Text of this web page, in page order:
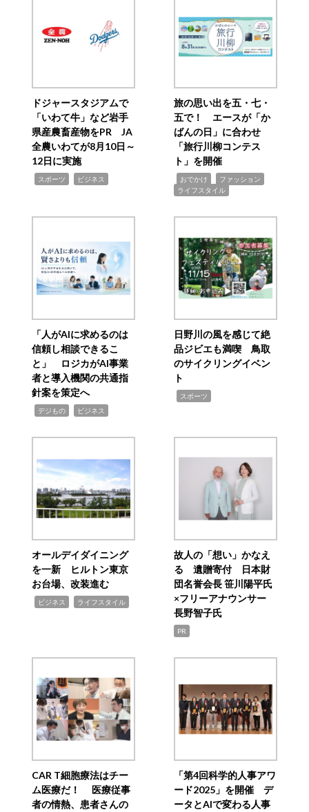
ドジャースタジアムで
「いわて牛」など岩手
県産農畜産物をPR JA
全農いわてが8月10日～
12日に実施
スポーツ ビジネス
旅の思い出を五・七・
五で！ エースが「か
ばんの日」に合わせ
「旅行川柳コンテス
ト」を開催
おでかけ ファッション
ライフスタイル
「人がAIに求めるのは
信頼し相談できるこ
と」 ロジカがAI事業
者と導入機関の共通指
針案を策定へ
デジもの ビジネス
日野川の風を感じて絶
品ジビエも満喫 鳥取
のサイクリングイベン
ト
スポーツ
オールデイダイニング
を一新 ヒルトン東京
お台場、改装進む
ビジネス ライフスタイル
故人の「想い」かなえ
る 遺贈寄付 日本財
団名誉会長 笹川陽平氏
×フリーアナウンサー
長野智子氏
PR
CAR T細胞療法はチー
ム医療だ！ 医療従事
者の情熱、患者さんの
「第4回科学的人事アワ
ード2025」を開催 デ
ータとAIで変わる人事